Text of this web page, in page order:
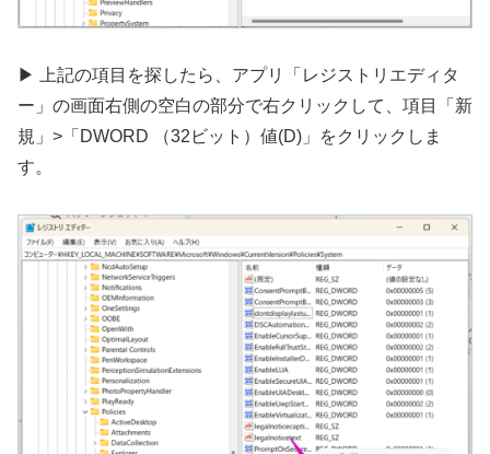
▶ 上記の項目を探したら、アプリ「レジストリエディタ
ー」の画面右側の空白の部分で右クリックして、項目「新
規」>「DWORD （32ビット）値(D)」をクリックしま
す。